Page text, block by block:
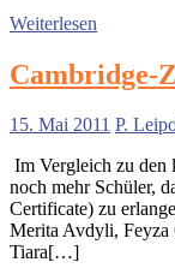
Weiterlesen
Cambridge-
15. Mai 2011 P.
Im Vergleich zu den
noch mehr Schüler,
Certificate) zu
Merita Avdyli, Feyza
Tiara[…]